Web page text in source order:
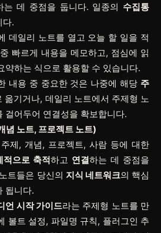
는 데 중점을 둡니다. 일종의 수집통
다.
데일리 노트를 열고 오늘 할 일을 적
빠르게 내용을 메모하고, 점심에 읽
약하는 식으로 활용할 수 있습니다.
내용 중 중요한 것은 나중에 해당 주
옮기거나, 데일리 노트에서 주제형 노
걸어두어 연결성을 확보합니다.
념 노트, 프로젝트 노트)
제, 개념, 프로젝트, 사람 등에 대한
적으로 축적하고 연결하는 데 중점을
트들은 당신의 지식 네트워크의 핵심
됩니다.
언 시작 가이드라는 주제형 노트를 만
볼트 설정, 파일명 규칙, 플러그인 추